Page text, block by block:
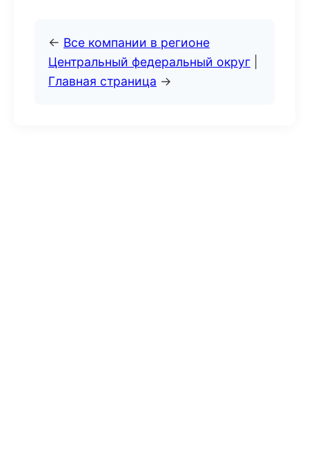
← Все компании в регионе
Центральный федеральный округ
Главная страница →